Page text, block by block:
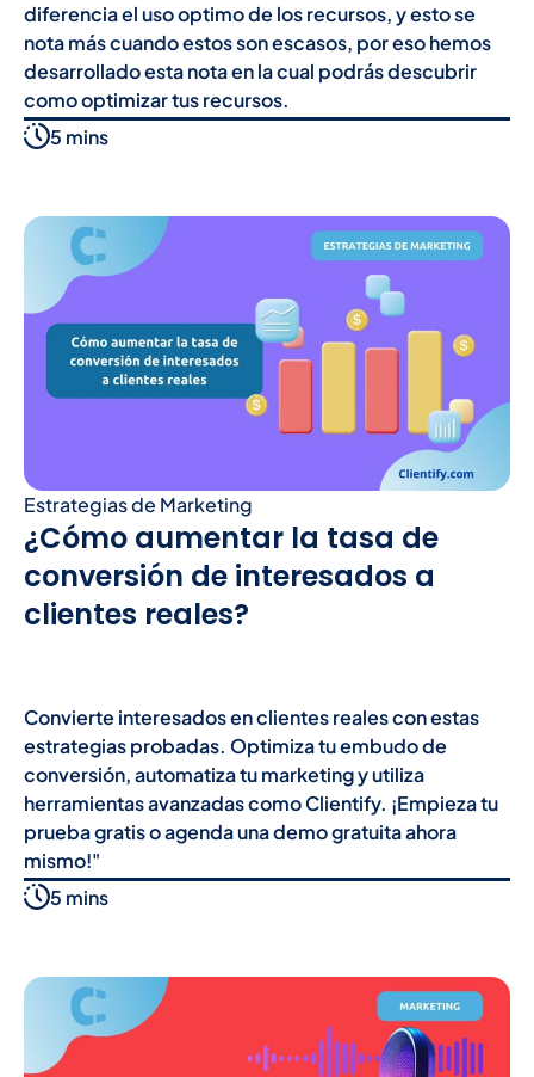
diferencia el uso optimo de los recursos, y esto se
nota más cuando estos son escasos, por eso hemos
desarrollado esta nota en la cual podrás descubrir
como optimizar tus recursos.
5 mins
Estrategias de Marketing
¿Cómo aumentar la tasa de
conversión de interesados a
clientes reales?
Convierte interesados en clientes reales con estas
estrategias probadas. Optimiza tu embudo de
conversión, automatiza tu marketing y utiliza
herramientas avanzadas como Clientify. ¡Empieza tu
prueba gratis o agenda una demo gratuita ahora
mismo!"
5 mins